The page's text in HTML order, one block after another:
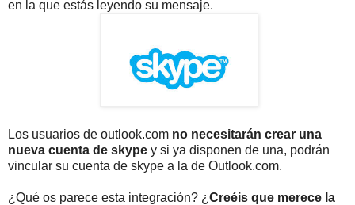
en la que estás leyendo su mensaje.
Los usuarios de outlook.com no necesitarán crear una
nueva cuenta de skype y si ya disponen de una, podrán
vincular su cuenta de skype a la de Outlook.com.
¿Qué os parece esta integración? ¿ Creéis que merece la